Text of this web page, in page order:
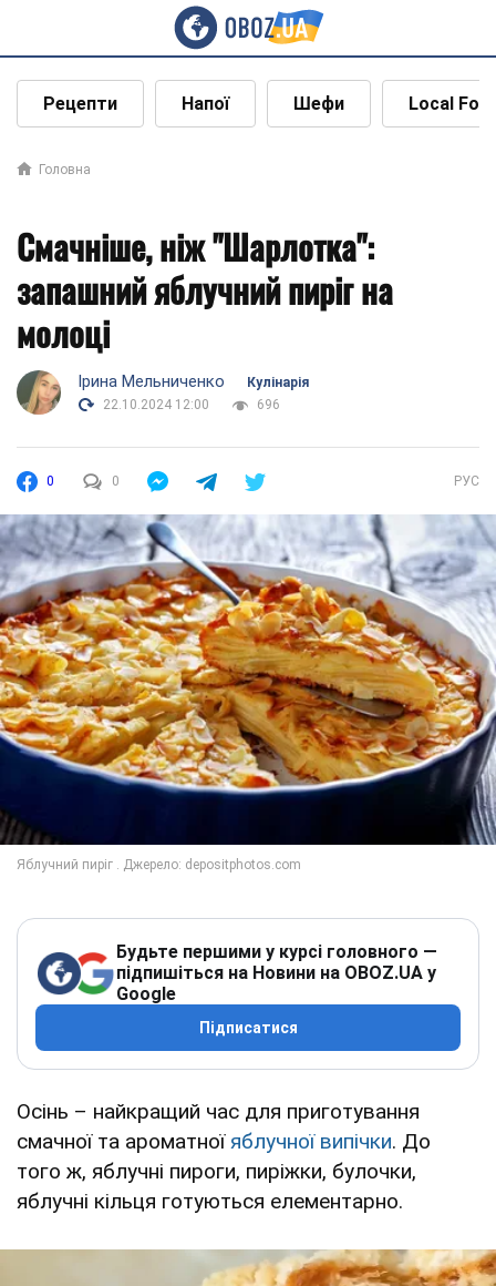
Рецепти Напої Шефи Local
Головна
Смачніше, ніж "Шарлотка":
запашний яблучний пиріг на
молоці
Ірина Мельниченко
Кулінарія
22.10.2024 12:00
696
0 0 РУС
Будьте першими у курсі головного —
підпишіться на Новини на OBOZ.UA у
Google
Підписатися
Осінь – найкращий час для приготування
смачної та ароматноїяблучної випічки. До
того ж, яблучні пироги, пиріжки, булочки,
яблучні кільця готуються елементарно.